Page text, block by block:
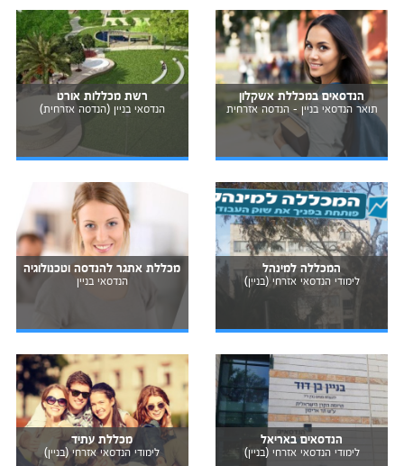
הנדסאים במכללת אשקלון
תואר הנדסאי בניין - הנדסה אזרחית
רשת מכללות אורט
הנדסאי בניין (הנדסה אזרחית)
המכללה למינהל
לימודי הנדסאי אזרחי (בניין)
מכללת אתגר להנדסה וטכנולוגיה
הנדסאי בניין
הנדסאים באריאל
לימודי הנדסאי אזרחי (בניין)
מכללת עתיד
לימודי הנדסאי אזרחי (בניין)